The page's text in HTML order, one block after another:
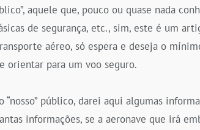
aquele que, pouco ou quase nada
de segurança, etc., sim, este é um
aéreo, só espera e deseja o
orientar para um voo seguro.
“nosso” público, darei aqui algumas
informações, se a aeronave que irá